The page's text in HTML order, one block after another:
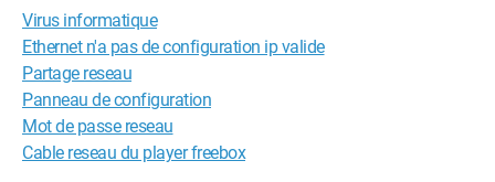
J'ai tenté pas mal de solutions trouvées sur le web, mais rien
ne résous mon problème.
Auriez-vous une idée ou la solution miracle qui me permettrait
la configuration de mon réseau local?
Virus informatique
Ethernet n'a pas de configuration ip valide
Partage reseau
Panneau de configuration
Mot de passe reseau
Cable reseau du player freebox